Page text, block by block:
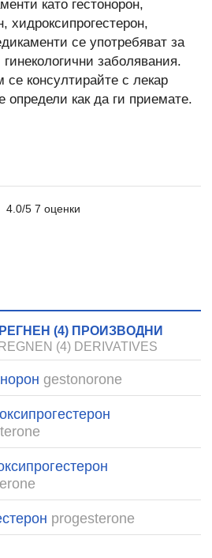
като гестонорон,
хидроксипрогестерон,
се употребяват за
заболявания.
консултирайте с лекар
определи как да ги приемате.
4.0/5 7 оценки
(4) ПРОИЗВОДНИ
(4) DERIVATIVES
gestonorone
progesterone